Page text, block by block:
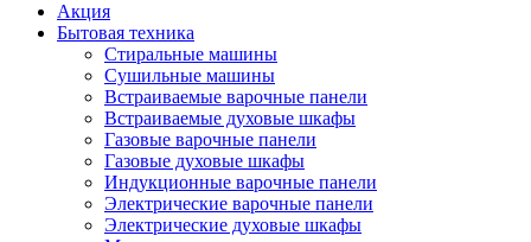
Акция
Бытовая техника
Стиральные машины
Сушильные машины
Встраиваемые варочные панели
Встраиваемые духовые шкафы
Газовые варочные панели
Газовые духовые шкафы
Индукционные варочные панели
Электрические варочные панели
Электрические духовые шкафы